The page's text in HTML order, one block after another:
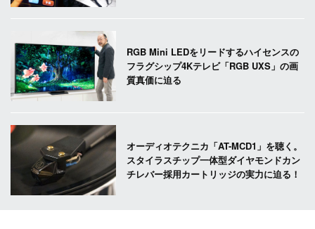
RGB Mini LEDをリードするハイセンスの
フラグシップ4Kテレビ「RGB UXS」の画
質真価に迫る
オーディオテクニカ「AT-MCD1」を聴く。
スタイラスチップ一体型ダイヤモンドカン
チレバー採用カートリッジの実力に迫る！